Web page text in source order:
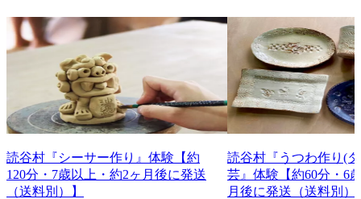
読谷村『シーサー作り』体験【約
120分・7歳以上・約2ヶ月後に発送
（送料別）】
読谷村『うつわ作り(
芸』体験【約60分・6
月後に発送（送料別）